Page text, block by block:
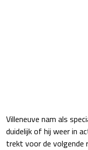
Villeneuve nam als
duidelijk of hij weer in
trekt voor de volgende